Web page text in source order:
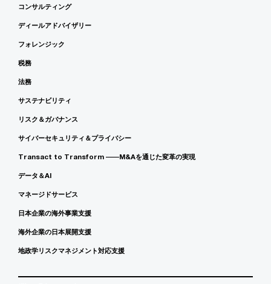
コンサルティング
ディールアドバイザリー
フォレンジック
税務
法務
サステナビリティ
リスク＆ガバナンス
サイバーセキュリティ＆プライバシー
Transact to Transform ――M&Aを通じた変革の実現
データ＆AI
マネージドサービス
日本企業の海外事業支援
海外企業の日本展開支援
地政学リスクマネジメント対応支援